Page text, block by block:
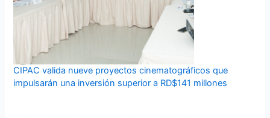
CIPAC valida nueve proyectos cinematográficos que
impulsarán una inversión superior a RD$141 millones